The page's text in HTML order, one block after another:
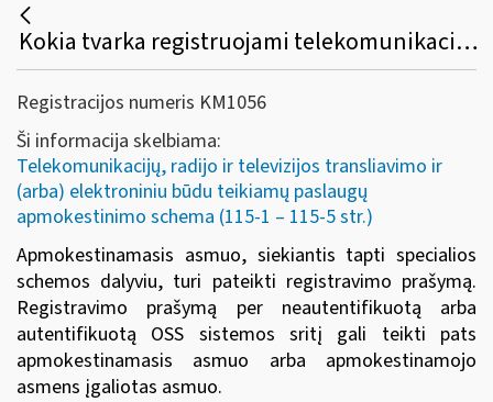
Kokia tvarka registruojami telekomunikacijų, radijo ir televizijos transliavimo ir / ar elektroniniu būdu teikiamų paslaugų teikėjai?
Registracijos numeris KM1056
Ši informacija skelbiama:
Telekomunikacijų, radijo ir televizijos transliavimo ir
(arba) elektroniniu būdu teikiamų paslaugų
apmokestinimo schema (115-1 – 115-5 str.)
Apmokestinamasis asmuo, siekiantis tapti specialios
schemos dalyviu, turi pateikti registravimo prašymą.
Registravimo prašymą per neautentifikuotą arba
autentifikuotą OSS sistemos sritį gali teikti pats
apmokestinamasis asmuo arba apmokestinamojo
asmens įgaliotas asmuo.